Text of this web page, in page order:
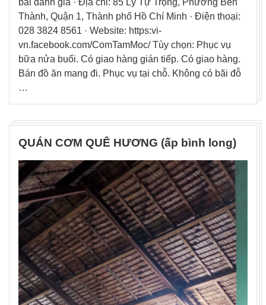
Thành, Quận 1, Thành phố Hồ Chí Minh · Điện thoại:
028 3824 8561 · Website: https:vi-
vn.facebook.com/ComTamMoc/ Tùy chọn: Phục vụ
bữa nửa buổi. Có giao hàng gián tiếp. Có giao hàng.
Bán đồ ăn mang đi. Phục vụ tại chỗ. Không có bãi đỗ
…
QUÁN CƠM QUÊ HƯƠNG (ấp bình long)